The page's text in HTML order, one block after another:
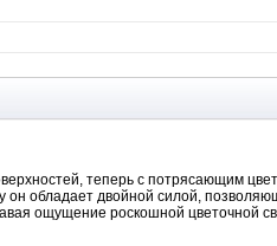
теперь с потрясающим
обладает двойной силой,
ощущение роскошной цветочной